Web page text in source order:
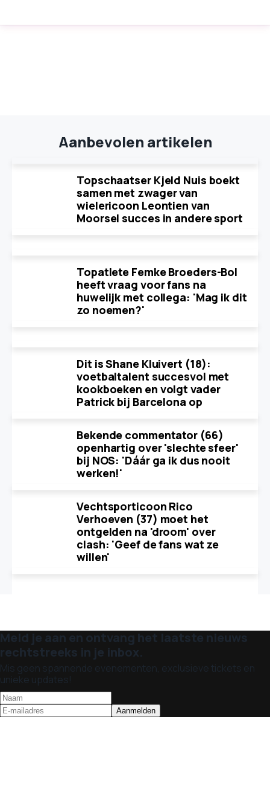
Aanbevolen artikelen
Topschaatser Kjeld Nuis boekt
samen met zwager van
wielericoon Leontien van
Moorsel succes in andere sport
Topatlete Femke Broeders-Bol
heeft vraag voor fans na
huwelijk met collega: 'Mag ik dit
zo noemen?'
Dit is Shane Kluivert (18):
voetbaltalent succesvol met
kookboeken en volgt vader
Patrick bij Barcelona op
Bekende commentator (66)
openhartig over 'slechte sfeer'
bij NOS: 'Dáár ga ik dus nooit
werken!'
Vechtsporticoon Rico
Verhoeven (37) moet het
ontgelden na 'droom' over
clash: 'Geef de fans wat ze
willen'
Meld je aan en ontvang het laatste nieuws
rechtstreeks in je inbox.
Mis geen spannende evenementen, exclusieve tickets en
unieke updates!